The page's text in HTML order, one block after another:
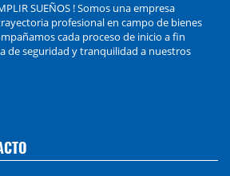
SUEÑOS ! Somos una empresa
profesional en campo de bienes
cada proceso de inicio a fin
de seguridad y tranquilidad a nuestros